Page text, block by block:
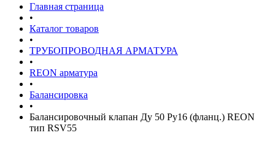
Главная страница
•
Каталог товаров
•
ТРУБОПРОВОДНАЯ АРМАТУРА
•
REON арматура
•
Балансировка
•
Балансировочный клапан Ду 50 Ру16 (фланц.) REON
тип RSV55